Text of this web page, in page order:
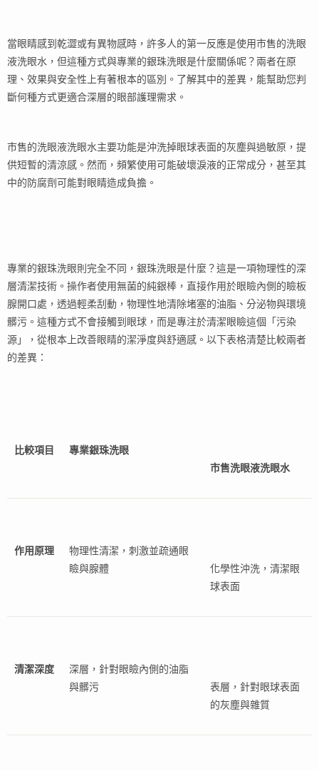
當眼睛感到乾澀或有異物感時，許多人的第一反應是使用市售的洗眼
液洗眼水，但這種方式與專業的銀珠洗眼是什麼關係呢？兩者在原
理、效果與安全性上有著根本的區別。了解其中的差異，能幫助您判
斷何種方式更適合深層的眼部護理需求。
市售的洗眼液洗眼水主要功能是沖洗掉眼球表面的灰塵與過敏原，提
供短暫的清涼感。然而，頻繁使用可能破壞淚液的正常成分，甚至其
中的防腐劑可能對眼睛造成負擔。
專業的銀珠洗眼則完全不同，銀珠洗眼是什麼？這是一項物理性的深
層清潔技術。操作者使用無菌的純銀棒，直接作用於眼瞼內側的瞼板
腺開口處，透過輕柔刮動，物理性地清除堵塞的油脂、分泌物與環境
髒污。這種方式不會接觸到眼球，而是專注於清潔眼瞼這個「污染
源」，從根本上改善眼睛的潔淨度與舒適感。以下表格清楚比較兩者
的差異：
比較項目
專業銀珠洗眼
市售洗眼液洗眼水
作用原理
物理性清潔，刺激並疏通眼
瞼與腺體
化學性沖洗，清潔眼
球表面
清潔深度
深層，針對眼瞼內側的油脂
與髒污
表層，針對眼球表面
的灰塵與雜質